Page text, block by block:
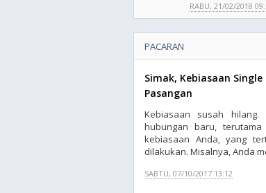
RABU, 21/02/2018
PACARAN
Simak, Kebiasaan
Pasangan
Kebiasaan susah
hubungan baru,
kebiasaan Anda, yang
dilakukan. Misalnya, Anda
SABTU, 07/10/2017 13:12